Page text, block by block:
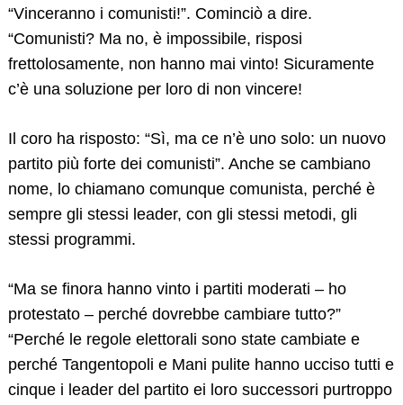
“Vinceranno i comunisti!”. Cominciò a dire.
“Comunisti? Ma no, è impossibile, risposi
frettolosamente, non hanno mai vinto! Sicuramente
c’è una soluzione per loro di non vincere!
Il coro ha risposto: “Sì, ma ce n’è uno solo: un nuovo
partito più forte dei comunisti”. Anche se cambiano
nome, lo chiamano comunque comunista, perché è
sempre gli stessi leader, con gli stessi metodi, gli
stessi programmi.
“Ma se finora hanno vinto i partiti moderati – ho
protestato – perché dovrebbe cambiare tutto?”
“Perché le regole elettorali sono state cambiate e
perché Tangentopoli e Mani pulite hanno ucciso tutti e
cinque i leader del partito ei loro successori purtroppo